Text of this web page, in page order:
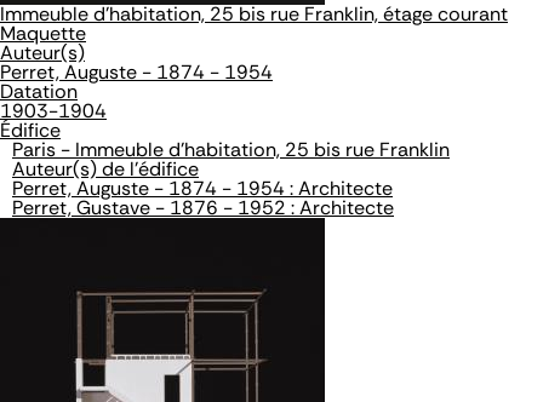
Immeuble d'habitation, 25 bis rue Franklin, étage courant
Maquette
Auteur(s)
Perret, Auguste - 1874 - 1954
Datation
1903-1904
Édifice
Paris - Immeuble d'habitation, 25 bis rue Franklin
Auteur(s) de l'édifice
Perret, Auguste - 1874 - 1954 : Architecte
Perret, Gustave - 1876 - 1952 : Architecte